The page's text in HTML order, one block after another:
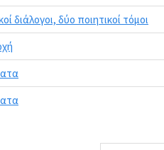
διάλογοι, δύο ποιητικοί τόμοι